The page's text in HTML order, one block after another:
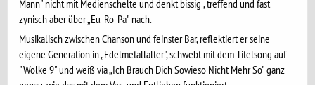
Mann" nicht mit Medienschelte und denkt bissig , treffend und fast
zynisch aber über „Eu-Ro-Pa" nach.
Musikalisch zwischen Chanson und feinster Bar, reflektiert er seine
eigene Generation in „Edelmetallalter", schwebt mit dem Titelsong auf
"Wolke 9" und weiß via „Ich Brauch Dich Sowieso Nicht Mehr So" ganz